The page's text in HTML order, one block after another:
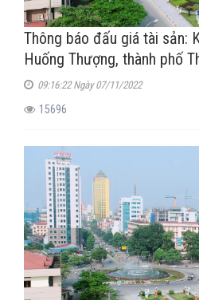
Thông báo đấu giá tài sản:
Huống Thượng, thành phố
09:16:22 Ngày 07/11/2022
15696